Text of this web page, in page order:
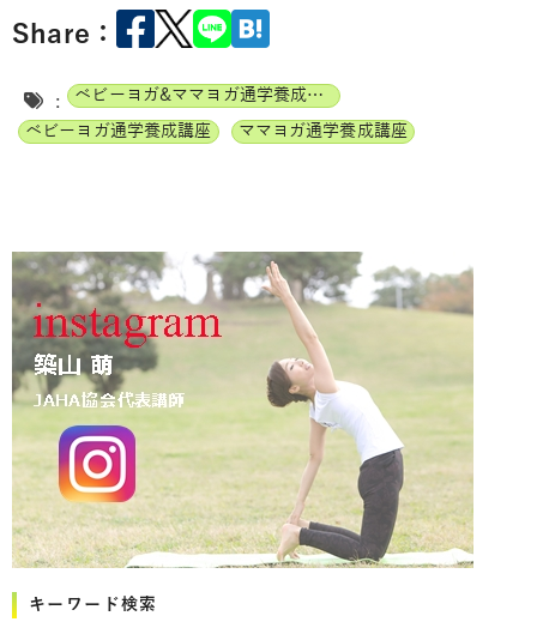
Share：
:
ベビーヨガ&ママヨガ通学養成講座
ベビーヨガ通学養成講座
ママヨガ通学養成講座
キーワード検索